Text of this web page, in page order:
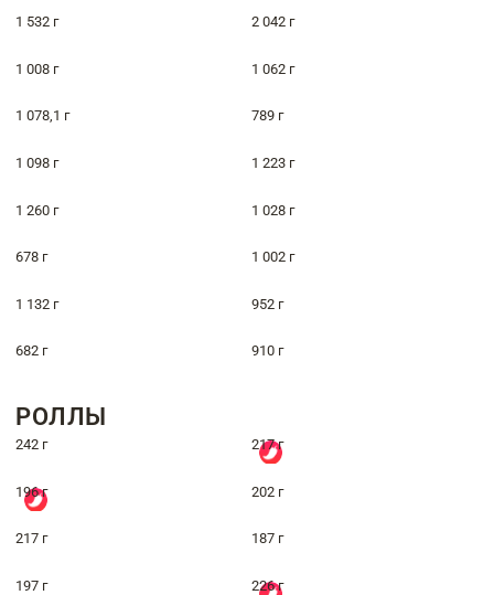
1 532 г 2 042 г
1 008 г 1 062 г
1 078,1 г 789 г
1 098 г 1 223 г
1 260 г 1 028 г
678 г 1 002 г
1 132 г 952 г
682 г 910 г
РОЛЛЫ
242 г 217 г
196 г 202 г
217 г 187 г
197 г 226 г